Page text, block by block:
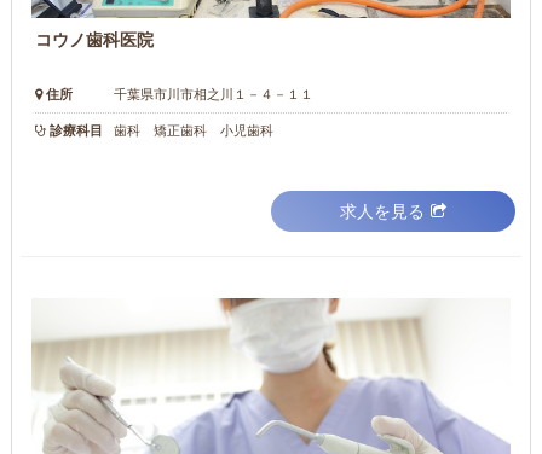
コウノ歯科医院
住所 千葉県市川市相之川１－４－１１
診療科目 歯科 矯正歯科 小児歯科
求人を見る